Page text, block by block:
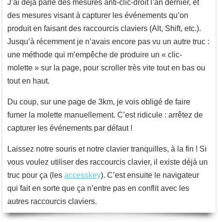
J’ai déjà parlé des mesures anti-clic-droit l’an dernier, et
des mesures visant à capturer les événements qu’on
produit en faisant des raccourcis claviers (Alt, Shift, etc.).
Jusqu’à récemment je n’avais encore pas vu un autre truc :
une méthode qui m’empêche de produire un « clic-
molette » sur la page, pour scroller très vite tout en bas ou
tout en haut.
Du coup, sur une page de 3km, je vois obligé de faire
fumer la molette manuellement. C’est ridicule : arrêtez de
capturer les événements par défaut !
Laissez notre souris et notre clavier tranquilles, à la fin ! Si
vous voulez utiliser des raccourcis clavier, il existe déjà un
truc pour ça (les accesskey). C’est ensuite le navigateur
qui fait en sorte que ça n’entre pas en conflit avec les
autres raccourcis claviers.